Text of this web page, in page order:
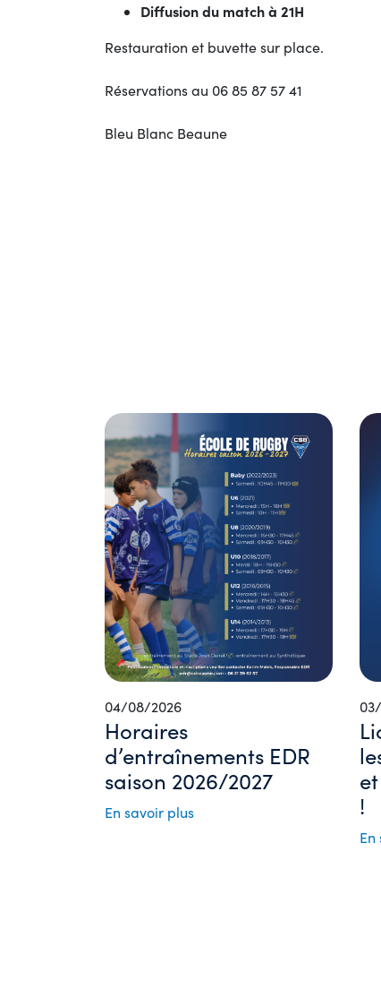
Diffusion du match à 21H
Restauration et buvette sur place.
Réservations au 06 85 87 57 41
Bleu Blanc Beaune
04/08/2026
Horaires
d’entraînements EDR
saison 2026/2027
En savoir plus
!
En